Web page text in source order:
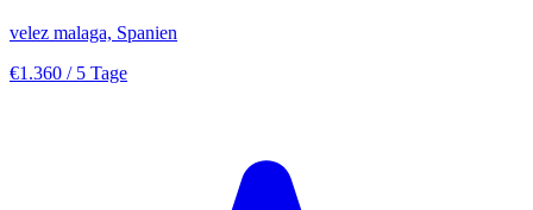
velez malaga, Spanien
€1.360 / 5 Tage